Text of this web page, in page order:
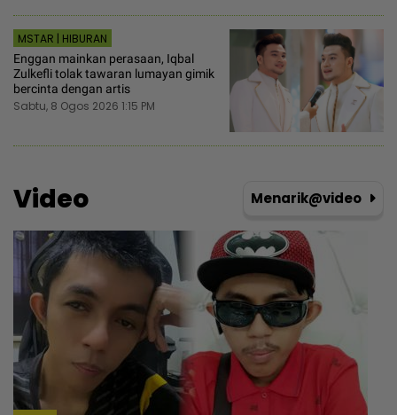
MSTAR | HIBURAN
Enggan mainkan perasaan, Iqbal
Zulkefli tolak tawaran lumayan gimik
bercinta dengan artis
Sabtu, 8 Ogos 2026 1:15 PM
Video Menarik@video